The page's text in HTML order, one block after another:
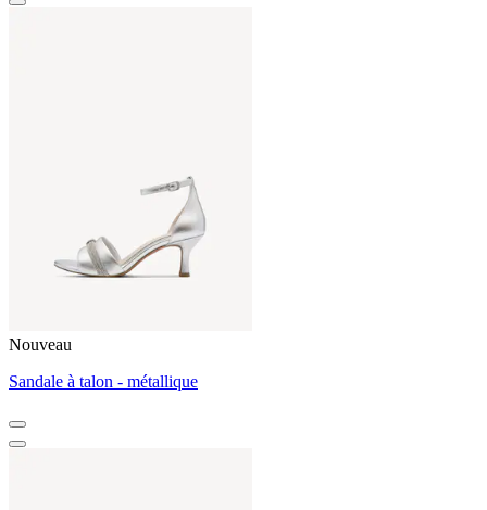
Nouveau
Sandale à talon - métallique